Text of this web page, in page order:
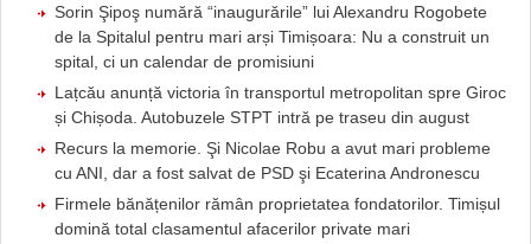
Sorin Şipoş numără “inaugurările” lui Alexandru Rogobete
de la Spitalul pentru mari arși Timișoara: Nu a construit un
spital, ci un calendar de promisiuni
Lațcău anunță victoria în transportul metropolitan spre Giroc
și Chișoda. Autobuzele STPT intră pe traseu din august
Recurs la memorie. Şi Nicolae Robu a avut mari probleme
cu ANI, dar a fost salvat de PSD şi Ecaterina Andronescu
Firmele bănățenilor rămân proprietatea fondatorilor. Timișul
domină total clasamentul afacerilor private mari